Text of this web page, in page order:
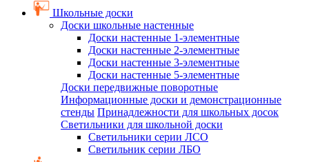
Школьные доски
Доски школьные настенные
Доски настенные 1-элементные
Доски настенные 2-элементные
Доски настенные 3-элементные
Доски настенные 5-элементные
Доски передвижные поворотные
Информационные доски и демонстрационные
стенды Принадлежности для школьных досок
Светильники для школьной доски
Светильники серии ЛСО
Светильник серии ЛБО